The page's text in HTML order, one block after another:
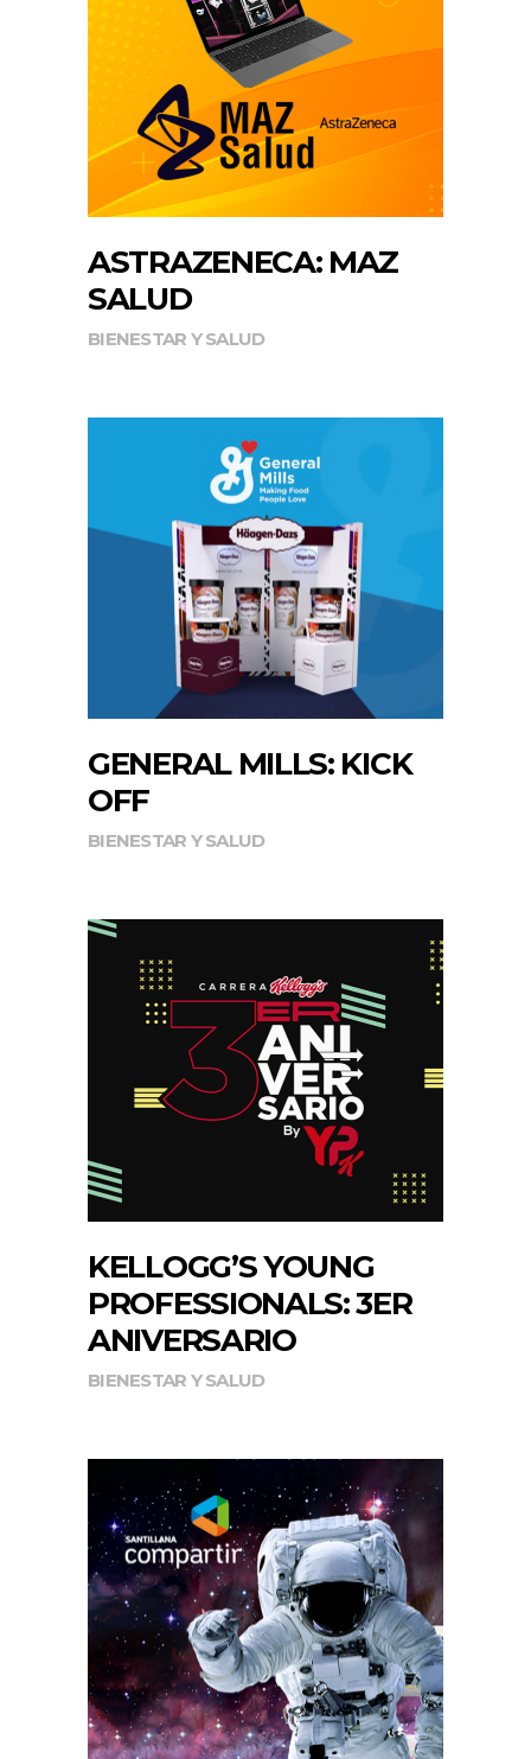
ASTRAZENECA: MAZ
SALUD
BIENESTAR Y SALUD
GENERAL MILLS: KICK
OFF
BIENESTAR Y SALUD
KELLOGG’S YOUNG
PROFESSIONALS: 3ER
ANIVERSARIO
BIENESTAR Y SALUD